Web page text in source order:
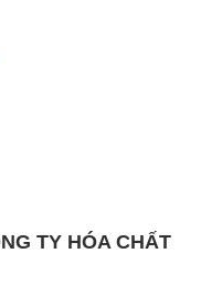
TY HÓA CHẤT